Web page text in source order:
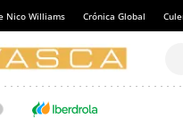
Nico Williams Crónica Global